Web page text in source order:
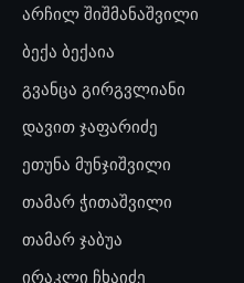
არჩილ შიშმანაშვილი
ბექა ბექაია
გვანცა გირგვლიანი
დავით ჯაფარიძე
ეთუნა მუნჯიშვილი
თამარ ჭითაშვილი
თამარ ჯაბუა
ირაკლი ჩხაიძე